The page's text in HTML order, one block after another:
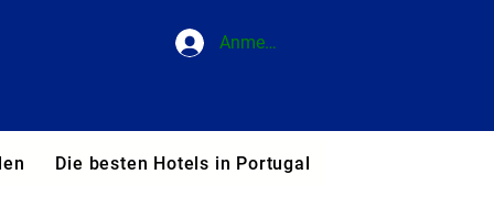
Anmelden
Die besten Hotels in Portugal